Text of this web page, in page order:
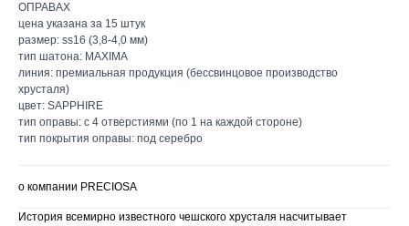
ОПРАВАХ
цена указана за 15 штук
размер: ss16 (3,8-4,0 мм)
тип шатона: MAXIMA
линия: премиальная продукция (бессвинцовое производство
хрусталя)
цвет: SAPPHIRE
тип оправы: с 4 отверстиями (по 1 на каждой стороне)
тип покрытия оправы: под серебро
о компании PRECIOSA
История всемирно известного чешского хрусталя насчитывает